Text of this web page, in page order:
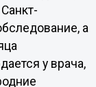
а
у врача,